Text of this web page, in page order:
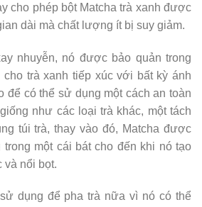
cho phép bột Matcha trà xanh được
dài mà chất lượng ít bị suy giảm.
nhuyễn, nó được bảo quản trong
trà xanh tiếp xúc với bất kỳ ánh
để có thể sử dụng một cách an toàn
như các loại trà khác, một tách
túi trà, thay vào đó, Matcha được
một cái bát cho đến khi nó tạo
và nổi bọt.
dụng để pha trà nữa vì nó có thể